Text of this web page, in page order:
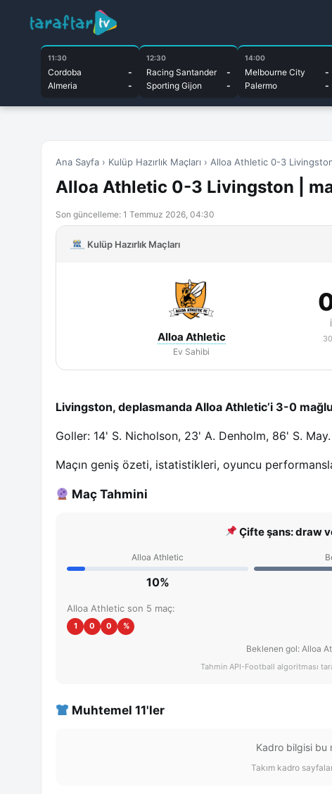
11:30
Cordoba
-
Almeria
-
12:30
Racing Santander
-
Sporting Gijon
-
14:00
Melbourne City
-
Palermo
-
Ana Sayfa › Kulüp Hazırlık Maçları › Alloa Athletic 0-3
Alloa Athletic 0-3 Livingston |
Son güncelleme: 1 Temmuz 2026, 04:30
Kulüp Hazırlık Maçları
Alloa Athletic
Ev Sahibi
Livingston, deplasmanda Alloa Athletic’i 3-0
Goller: 14' S. Nicholson, 23' A. Denholm, 86' S. May.
Maçın geniş özeti, istatistikleri, oyuncu
Maç Tahmini
Çifte şans: draw
Alloa Athletic
10%
Alloa Athletic son 5 maç:
1 0 0 %
Beklenen gol: Alloa
Tahmin API-Football algoritması
Muhtemel 11'ler
Kadro bilgisi bu
Takım kadro